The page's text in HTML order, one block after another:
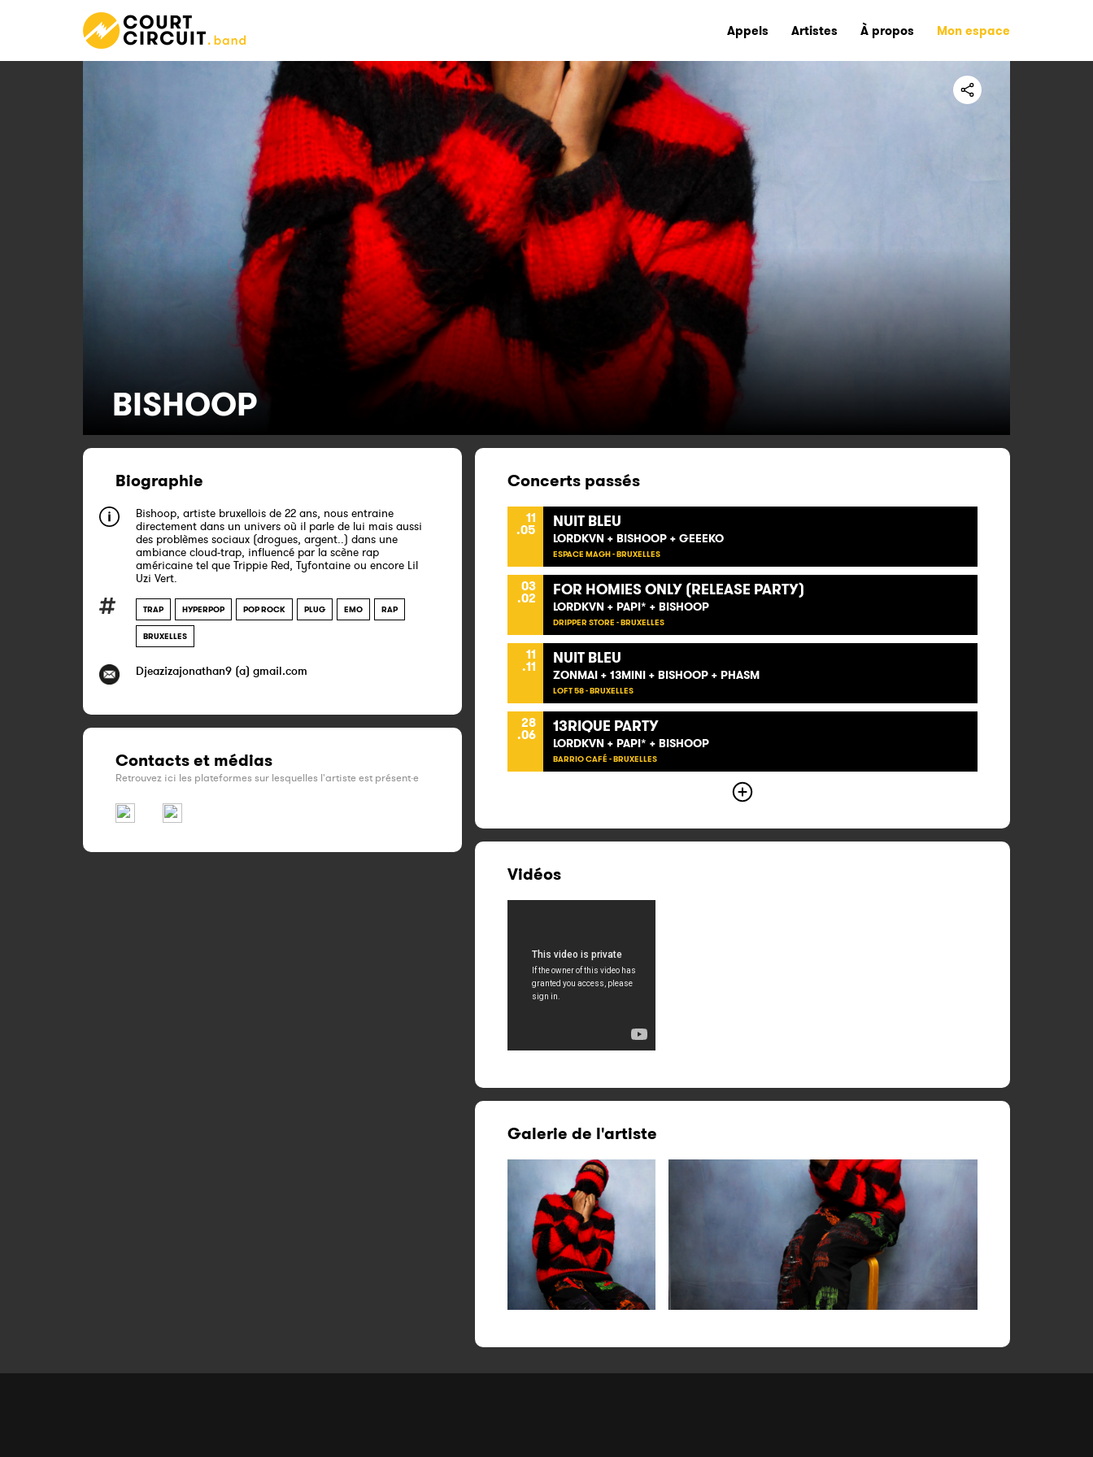
Appels Artistes À propos Mon espace
BISHOOP
Biographie
Bishoop, artiste bruxellois de 22 ans, nous entraine
directement dans un univers où il parle de lui mais aussi
des problèmes sociaux (drogues, argent..) dans une
ambiance cloud-trap, influencé par la scène rap
américaine tel que Trippie Red, Tyfontaine ou encore Lil
Uzi Vert.
TRAP HYPERPOP POP ROCK PLUG EMO RAP
BRUXELLES
Djeazizajonathan9 (a) gmail.com
Contacts et médias
Retrouvez ici les plateformes sur lesquelles l'artiste est présent·e
Concerts passés
11
.05 NUIT BLEU
LORDKVN + BISHOOP + GEEEKO
ESPACE MAGH - BRUXELLES
03
.02 FOR HOMIES ONLY (RELEASE PARTY)
LORDKVN + PAPI* + BISHOOP
DRIPPER STORE - BRUXELLES
11
.11 NUIT BLEU
ZONMAI + 13MINI + BISHOOP + PHASM
LOFT 58 - BRUXELLES
28
.06 13RIQUE PARTY
LORDKVN + PAPI* + BISHOOP
BARRIO CAFÉ - BRUXELLES
Vidéos
Galerie de l'artiste